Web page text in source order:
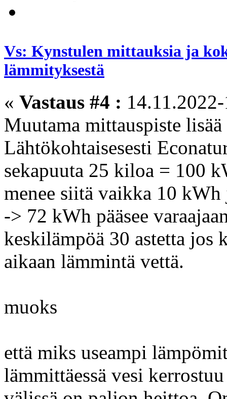
Vs: Kynstulen mittauksia ja
lämmityksestä
« Vastaus #4 :
Muutama mittauspiste lisää
Lähtökohtaisesesti
sekapuuta 25 kiloa = 100
menee siitä vaikka 10
-> 72 kWh pääsee
keskilämpöä 30 astetta jos
aikaan lämmintä vettä.
muoks
että miks useampi
lämmittäessä vesi